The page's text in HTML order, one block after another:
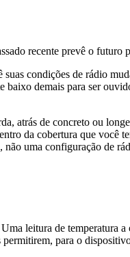
recente prevê o
condições de rádio
demais para ser
atrás de concreto ou
da cobertura que
não uma configuração de
leitura de temperatura
para o